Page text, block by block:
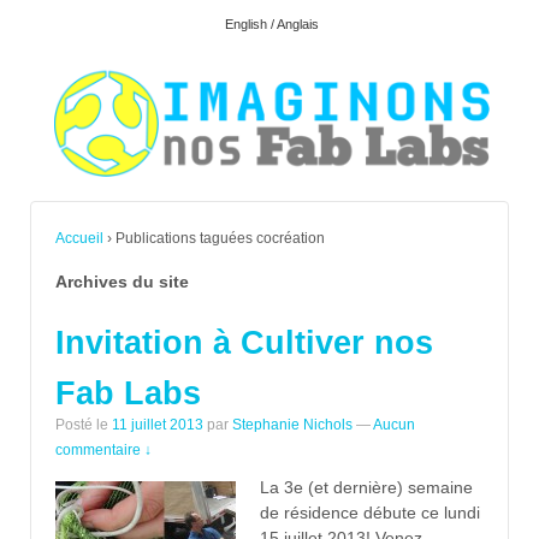
English / Anglais
Accueil › Publications taguées cocréation
Archives du site
Invitation à Cultiver nos
Fab Labs
Posté le 11 juillet 2013 par Stephanie Nichols —Aucun
commentaire ↓
La 3e (et dernière) semaine
de résidence débute ce lundi